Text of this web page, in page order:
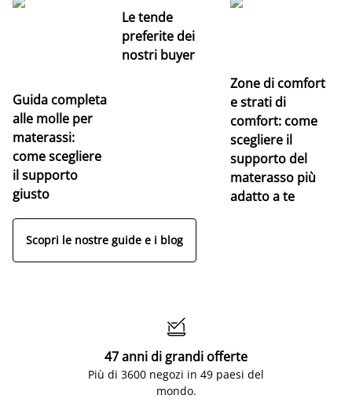
Guida completa
alle molle per
materassi:
come scegliere
il supporto
giusto
Le tende
preferite dei
nostri buyer
Zone di comfort
e strati di
comfort: come
scegliere il
supporto del
materasso più
adatto a te
Scopri le nostre guide e i blog

47 anni di grandi offerte
Più di 3600 negozi in 49 paesi del
mondo.